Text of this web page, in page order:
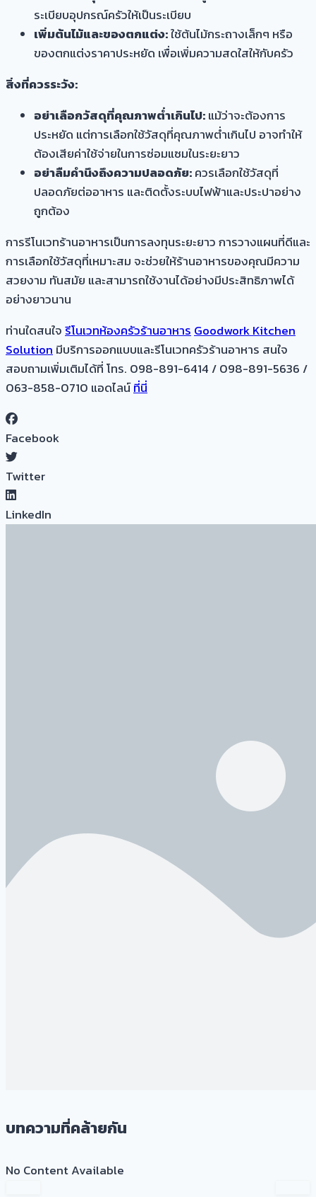
ระเบียบอุปกรณ์ครัวให้เป็นระเบียบ
เพิ่มต้นไม้และของตกแต่ง:ใช้ต้นไม้กระถางเล็กๆ หรือ
ของตกแต่งราคาประหยัด เพื่อเพิ่มความสดใสให้กับครัว
สิ่งที่ควรระวัง:
อย่าเลือกวัสดุที่คุณภาพต่ำเกินไป:แม้ว่าจะต้องการ
ประหยัด แต่การเลือกใช้วัสดุที่คุณภาพต่ำเกินไป อาจทำให้
ต้องเสียค่าใช้จ่ายในการซ่อมแซมในระยะยาว
อย่าลืมคำนึงถึงความปลอดภัย:ควรเลือกใช้วัสดุที่
ปลอดภัยต่ออาหาร และติดตั้งระบบไฟฟ้าและประปาอย่าง
ถูกต้อง
การรีโนเวทร้านอาหารเป็นการลงทุนระยะยาว การวางแผนที่ดีและ
การเลือกใช้วัสดุที่เหมาะสม จะช่วยให้ร้านอาหารของคุณมีความ
สวยงาม ทันสมัย และสามารถใช้งานได้อย่างมีประสิทธิภาพได้
อย่างยาวนาน
ท่านใดสนใจรีโนเวทห้องครัวร้านอาหาร Goodwork Kitchen
Solution มีบริการออกแบบและรีโนเวทครัวร้านอาหาร สนใจ
สอบถามเพิ่มเติมได้ที่ โทร. 098-891-6414 / 098-891-5636 /
063-858-0710 แอดไลน์ที่นี่
Facebook
Twitter
LinkedIn
บทความที่คล้ายกัน
No Content Available